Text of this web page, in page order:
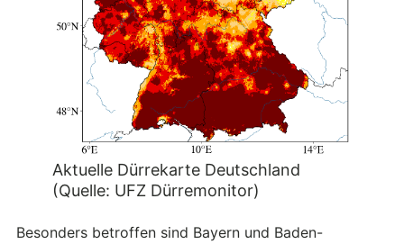
Aktuelle Dürrekarte Deutschland
(Quelle: UFZ Dürremonitor)
Besonders betroffen sind Bayern und Baden-